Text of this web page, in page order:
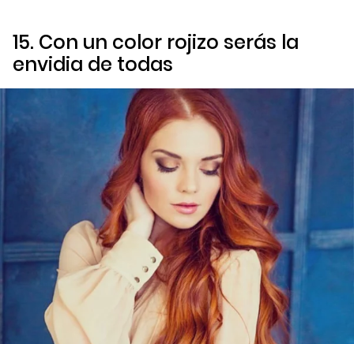
15. Con un color rojizo serás la
envidia de todas